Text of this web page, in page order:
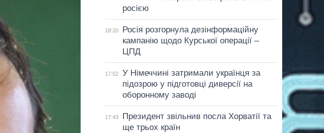
росією
18:20
Росія розгорнула дезінформаційну
кампанію щодо Курської операції –
ЦПД
17:52
У Німеччині затримали українця за
підозрою у підготовці диверсії на
оборонному заводі
17:43
Президент звільнив посла Хорватії та
ще трьох країн